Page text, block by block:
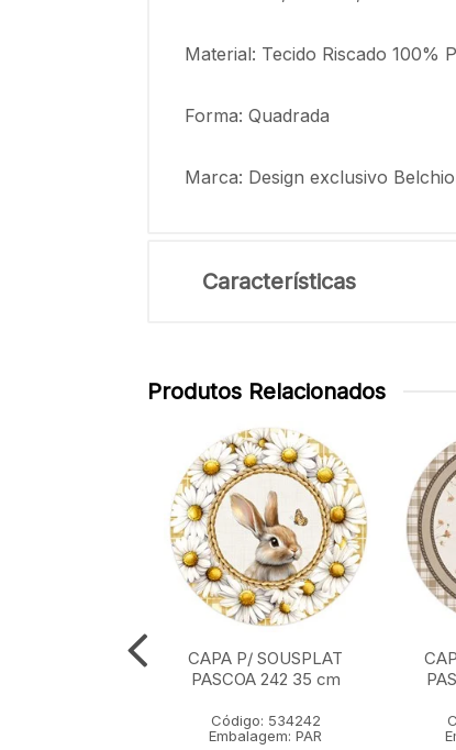
Material: Tecido Riscado 100%
Forma: Quadrada
Marca: Design exclusivo
Características
Produtos Relacionados
CAPA P/ SOUSPLAT
PASCOA 242 35 cm
Código: 534242
Embalagem: PAR